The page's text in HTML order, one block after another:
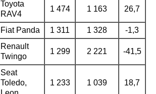
Toyota
RAV4
1 474 1 163 26,7
Fiat Panda 1 311 1 328 -1,3
Renault
Twingo
1 299 2 221 -41,5
Seat
Toledo,
1 233 1 039 18,7